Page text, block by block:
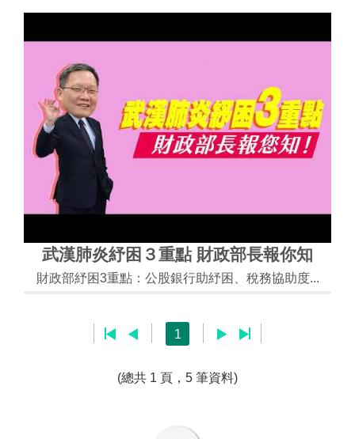
武漢肺炎紓困３重點 財政部長報你知
財政部紓困3重點：公股銀行助紓困、稅務協助度...
1
(總共 1 頁，5 筆資料)